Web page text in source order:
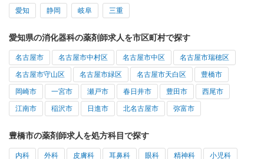
愛知 静岡 岐阜 三重
愛知県の消化器科の薬剤師求人を市区町村で探す
名古屋市 名古屋市中村区 名古屋市中区 名古屋市瑞穂区
名古屋市守山区 名古屋市緑区 名古屋市天白区 豊橋市
岡崎市 一宮市 瀬戸市 春日井市 豊田市 西尾市
江南市 稲沢市 日進市 北名古屋市 弥富市
豊橋市の薬剤師求人を処方科目で探す
内科 外科 皮膚科 耳鼻科 眼科 精神科 小児科